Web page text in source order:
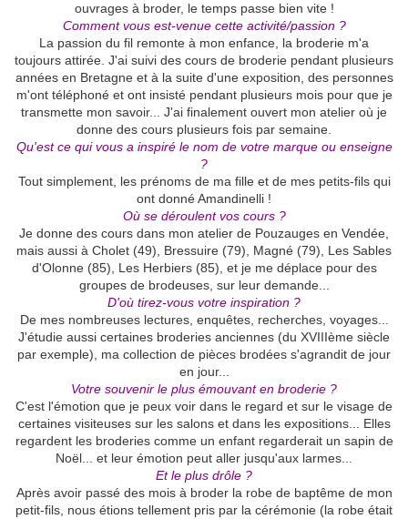
ouvrages à broder, le temps passe bien vite !
Comment vous est-venue cette activité/passion ?
La passion du fil remonte à mon enfance, la broderie m'a
toujours attirée. J'ai suivi des cours de broderie pendant plusieurs
années en Bretagne et à la suite d'une exposition, des personnes
m'ont téléphoné et ont insisté pendant plusieurs mois pour que je
transmette mon savoir... J'ai finalement ouvert mon atelier où je
donne des cours plusieurs fois par semaine.
Qu'est ce qui vous a inspiré le nom de votre marque ou enseigne
?
Tout simplement, les prénoms de ma fille et de mes petits-fils qui
ont donné Amandinelli !
Où se déroulent vos cours ?
Je donne des cours dans mon atelier de Pouzauges en Vendée,
mais aussi à Cholet (49), Bressuire (79), Magné (79), Les Sables
d'Olonne (85), Les Herbiers (85), et je me déplace pour des
groupes de brodeuses, sur leur demande...
D'où tirez-vous votre inspiration ?
De mes nombreuses lectures, enquêtes, recherches, voyages...
J'étudie aussi certaines broderies anciennes (du XVIIIème siècle
par exemple), ma collection de pièces brodées s'agrandit de jour
en jour...
Votre souvenir le plus émouvant en broderie ?
C'est l'émotion que je peux voir dans le regard et sur le visage de
certaines visiteuses sur les salons et dans les expositions... Elles
regardent les broderies comme un enfant regarderait un sapin de
Noël... et leur émotion peut aller jusqu'aux larmes...
Et le plus drôle ?
Après avoir passé des mois à broder la robe de baptême de mon
petit-fils, nous étions tellement pris par la cérémonie (la robe était